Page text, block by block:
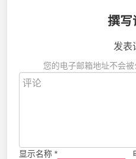
撰写
发表
您的电子邮箱地址不会被
显示名称 *